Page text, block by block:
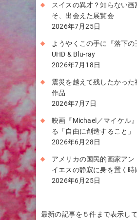
スイスの異才？知らない画
そ、出会えた展覧会
2026年7月25日
ようやくこの手に『落下の
UHD & Blu-ray
2026年7月18日
震災を越えて残したかった
作品
2026年7月7日
映画『Michael／マイケル
る「自由に創造すること」
2026年6月28日
アメリカの国民的画家アン
イエスの静寂に身を置く時
2026年6月25日
最新の記事を５件まで表示して